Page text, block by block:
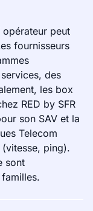
opérateur peut
fournisseurs
des
les box
RED by SFR
son SAV et la
Telecom
ping).
sont